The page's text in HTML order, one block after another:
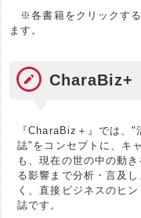
※各書籍をクリックする
ます。
CharaBiz+
『CharaBiz＋』では、
誌"をコンセプトに、キ
も、現在の世の中の動
る影響まで分析・言及
く、直接ビジネスのヒ
誌です。